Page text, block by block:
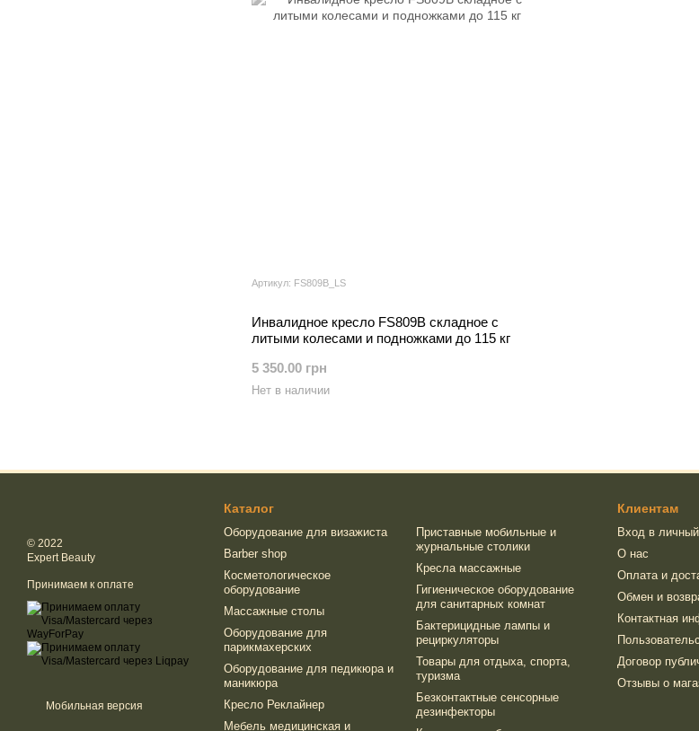
Артикул: FS809B_LS
Инвалидное кресло FS809B складное с
литыми колесами и подножками до 115 кг
5 350.00 грн
Нет в наличии
© 2022
Expert Beauty
Принимаем к оплате
Мобильная версия
Каталог
Оборудование для визажиста
Barber shop
Косметологическое
оборудование
Массажные столы
Оборудование для
парикмахерских
Оборудование для педикюра и
маникюра
Кресло Реклайнер
Мебель медицинская и
Приставные мобильные и
журнальные столики
Кресла массажные
Гигиеническое оборудование
для санитарных комнат
Бактерицидные лампы и
рециркуляторы
Товары для отдыха, спорта,
туризма
Безконтактные сенсорные
дезинфекторы
Клиентам
Вход в
О нас
Оплата и
Обмен и
Контактная
Договор
Отзывы о